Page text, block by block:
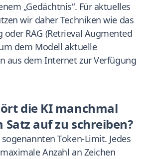
„Gedächtnis“. Für aktuelles
wir daher Techniken wie das
oder RAG (Retrieval Augmented
dem Modell aktuelle
aus dem Internet zur Verfügung
die KI manchmal
auf zu schreiben?
Token-Limit. Jedes
Anzahl an Zeichen